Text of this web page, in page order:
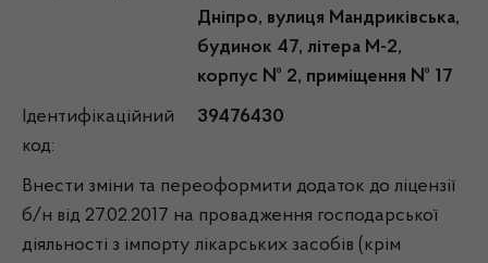
Дніпро, вулиця Мандриківська,
будинок 47, літера М-2,
корпус № 2, приміщення № 17
Ідентифікаційний
код:
39476430
Внести зміни та переоформити додаток до ліцензії
б/н від 27.02.2017 на провадження господарської
діяльності з імпорту лікарських засобів (крім